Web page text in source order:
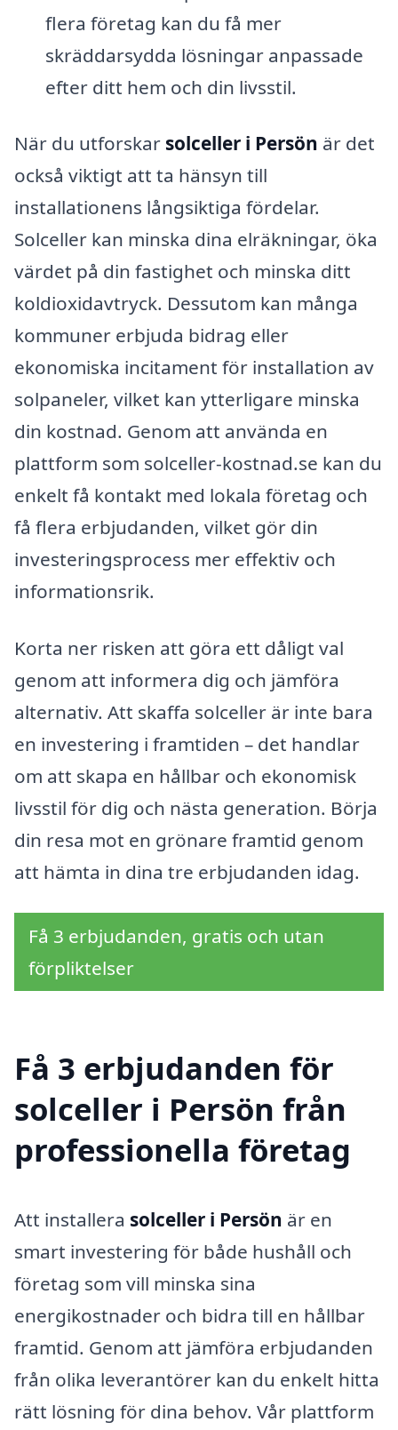
flera företag kan du få mer
skräddarsydda lösningar anpassade
efter ditt hem och din livsstil.
När du utforskar solceller i Persön är det
också viktigt att ta hänsyn till
installationens långsiktiga fördelar.
Solceller kan minska dina elräkningar, öka
värdet på din fastighet och minska ditt
koldioxidavtryck. Dessutom kan många
kommuner erbjuda bidrag eller
ekonomiska incitament för installation av
solpaneler, vilket kan ytterligare minska
din kostnad. Genom att använda en
plattform som solceller-kostnad.se kan du
enkelt få kontakt med lokala företag och
få flera erbjudanden, vilket gör din
investeringsprocess mer effektiv och
informationsrik.
Korta ner risken att göra ett dåligt val
genom att informera dig och jämföra
alternativ. Att skaffa solceller är inte bara
en investering i framtiden – det handlar
om att skapa en hållbar och ekonomisk
livsstil för dig och nästa generation. Börja
din resa mot en grönare framtid genom
att hämta in dina tre erbjudanden idag.
Få 3 erbjudanden, gratis och utan
förpliktelser
Få 3 erbjudanden för
solceller i Persön från
professionella företag
Att installera solceller i Persön är en
smart investering för både hushåll och
företag som vill minska sina
energikostnader och bidra till en hållbar
framtid. Genom att jämföra erbjudanden
från olika leverantörer kan du enkelt hitta
rätt lösning för dina behov. Vår plattform